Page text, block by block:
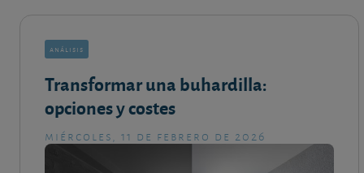
análisis
Transformar una buhardilla:
opciones y costes
miércoles, 11 de febrero de 2026